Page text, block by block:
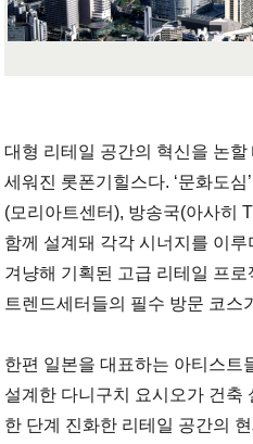
대형 리테일 공간의 혁신을 논
세워진 롯폰기힐스다. ‘문화도
(모리아트센터), 방송국(아사히
함께 설계돼 각각 시너지를 이
겨냥해 기획된 고급 리테일 프로
트렌드세터들의 필수 방문 코스
한편 일본을 대표하는 아티스트
설계한 다니구치 요시오가 건축
한 단계 진화한 리테일 공간의